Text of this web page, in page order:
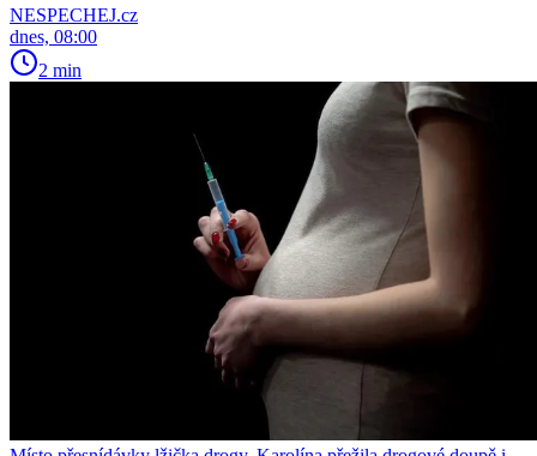
NESPECHEJ.cz
dnes, 08:00
2 min